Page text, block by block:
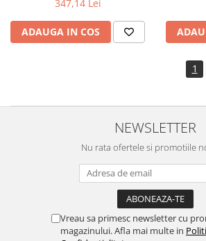
347,14 Lei
ADAUGA IN COS
1
NEWSLETTER
Nu rata ofertele si promotiile
Vreau sa primesc newsletter cu
magazinului. Afla mai multe in